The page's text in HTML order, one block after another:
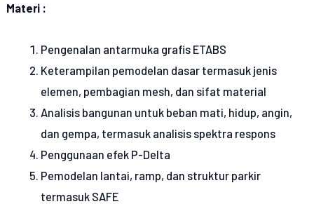
Materi :
Pengenalan antarmuka grafis ETABS
Keterampilan pemodelan dasar termasuk jenis
elemen, pembagian mesh, dan sifat material
Analisis bangunan untuk beban mati, hidup, angin,
dan gempa, termasuk analisis spektra respons
Penggunaan efek P-Delta
Pemodelan lantai, ramp, dan struktur parkir
termasuk SAFE